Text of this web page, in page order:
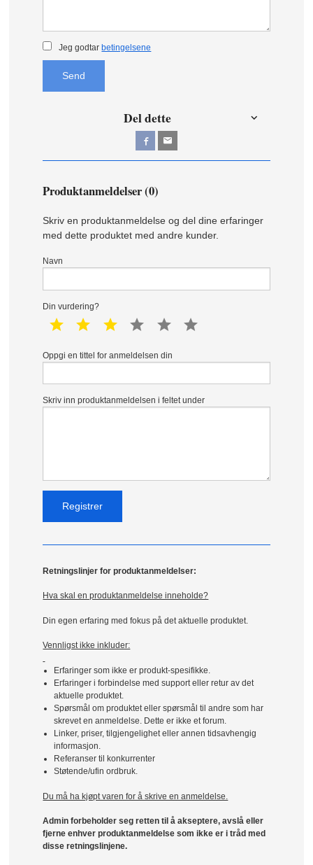
Jeg godtar betingelsene
Send
Del dette
Produktanmeldelser (0)
Skriv en produktanmeldelse og del dine erfaringer
med dette produktet med andre kunder.
Navn
Din vurdering?
1 star 2 star 3 star 4 star 5 star
Oppgi en tittel for anmeldelsen din
Skriv inn produktanmeldelsen i feltet under
Retningslinjer for produktanmeldelser:
Hva skal en produktanmeldelse inneholde?
Din egen erfaring med fokus på det aktuelle produktet.
Vennligst ikke inkluder:
Erfaringer som ikke er produkt-spesifikke.
Erfaringer i forbindelse med support eller retur av det
aktuelle produktet.
Spørsmål om produktet eller spørsmål til andre som har
skrevet en anmeldelse. Dette er ikke et forum.
Linker, priser, tilgjengelighet eller annen tidsavhengig
informasjon.
Referanser til konkurrenter
Støtende/ufin ordbruk.
Du må ha kjøpt varen for å skrive en anmeldelse.
Admin forbeholder seg retten til å akseptere, avslå eller
fjerne enhver produktanmeldelse som ikke er i tråd med
disse retningslinjene.